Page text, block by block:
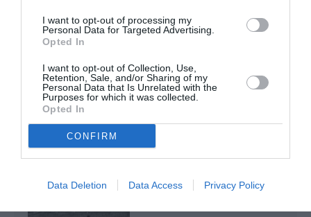
I want to opt-out of processing my
Personal Data for Targeted Advertising.
Opted In
I want to opt-out of Collection, Use,
Retention, Sale, and/or Sharing of my
Personal Data that Is Unrelated with the
Purposes for which it was collected.
Opted In
CONFIRM
Data Deletion Data Access Privacy Policy
PERMET LE SACRE...
CIEL : LE « ZEPPELIN »